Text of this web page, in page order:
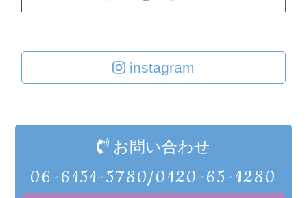
instagram
お問い合わせ
06-6151-5780/0120-65-1280